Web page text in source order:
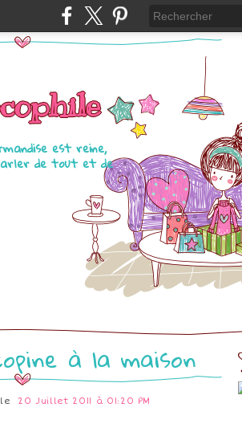
est reine,
de tout et de
à la maison
20 Juillet 2011 à 01:20 PM